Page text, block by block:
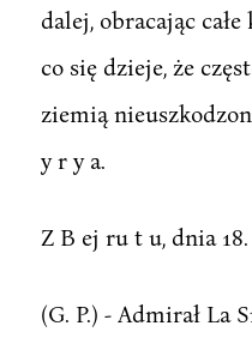
dalej, obracając
co się dzieje, że
ziemią
y r y a.
Z B ej ru t u, dnia
(G. P.) - Admirał La